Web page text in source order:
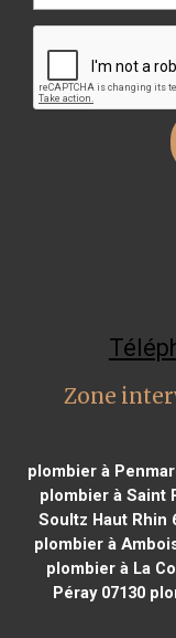
Zone
plombier à
plombier à Saint
Soultz Haut Rhin
plombier à
plombier à La
Péray 07130